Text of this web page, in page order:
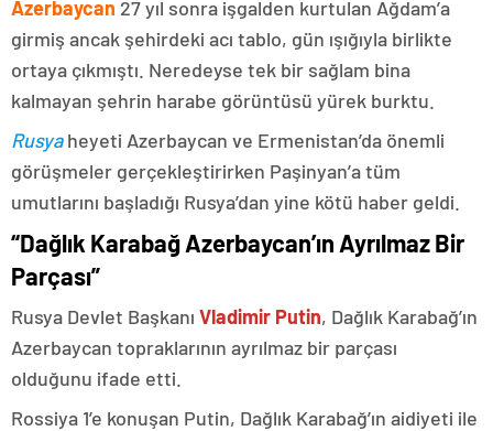
Azerbaycan 27 yıl sonra işgalden kurtulan Ağdam’a
girmiş ancak şehirdeki acı tablo, gün ışığıyla birlikte
ortaya çıkmıştı. Neredeyse tek bir sağlam bina
kalmayan şehrin harabe görüntüsü yürek burktu.
Rusyaheyeti Azerbaycan ve Ermenistan’da önemli
görüşmeler gerçekleştirirken Paşinyan’a tüm
umutlarını başladığı Rusya’dan yine kötü haber geldi.
“Dağlık Karabağ Azerbaycan’ın Ayrılmaz Bir
Parçası”
Rusya Devlet Başkanı Vladimir Putin, Dağlık Karabağ’ın
Azerbaycan topraklarının ayrılmaz bir parçası
olduğunu ifade etti.
Rossiya 1’e konuşan Putin, Dağlık Karabağ’ın aidiyeti ile